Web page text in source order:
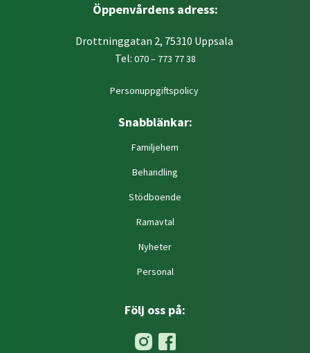
Öppenvårdens adress:
Drottninggatan 2, 75310 Uppsala
Tel: 070 – 773 77 38
Personuppgiftspolicy
Snabblänkar:
Familjehem
Behandling
Stödboende
Ramavtal
Nyheter
Personal
Följ oss på: